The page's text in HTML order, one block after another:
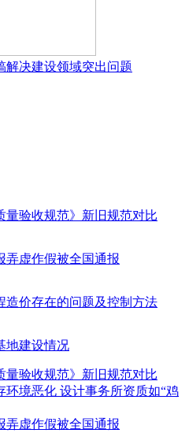
解决建设领域突出问题
量验收规范》新旧规范对比
弄虚作假被全国通报
造价存在的问题及控制方法
地建设情况
量验收规范》新旧规范对比
环境恶化 设计事务所资质如“鸡
弄虚作假被全国通报